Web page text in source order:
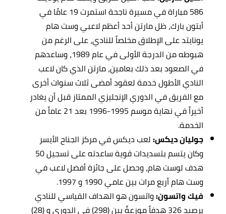
586 مباراة في مسيرة ناجحة استمرت 19 عامًا في
أبتون بارك، ظل مارتن أحد أعظم لاعبي وست هام
يونايتد على الإطلاق مخلصاً للنادي، على الرغم من
هبوطه من الدرجة الأولى في عام 1989، وساعدهم
في الصعود بعد ذلك بعامين، مارتن الذي كان لاعب
النادي الأطول خدمة لعقود أمضى ثلاث سنوات أخرى
مع الفريق في الدوري الإنجليزي الممتاز قبل أن يغادر
أخيراً في نهاية موسم 1995-1996 بعد 21 عاماً من
الخدمة.
جوليان ديكس:لعب ديكس في مركز الجناح الأيسر
وكان يتسم بتسديدات قوية ساعدته على تسجيل 50
هدف لوست هام، وحصل على جائزة أفضل لاعب في
وست هام أربع مرات بين عامي 1990 و 1997.
فيك واتسون:واتسون هو الهداف القياسي للنادي
برصيد 326 هدفاً موزعةً بين (298) في الدوري و (28)